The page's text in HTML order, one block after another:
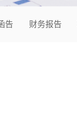
告 财务报告